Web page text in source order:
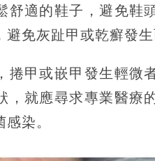
舒適的鞋子，避免鞋
免灰趾甲或乾癬發生
捲甲或嵌甲發生輕微
，就應尋求專業醫療
染。